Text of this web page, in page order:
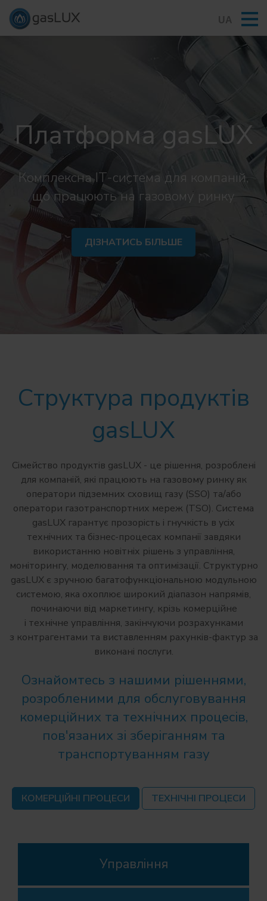
UA
Платформа gasLUX
Комплексна IT-система для компаній,
що працюють на газовому ринку
ДІЗНАТИСЬ БІЛЬШЕ
Структура продуктів
gasLUX
Сімейство продуктів gasLUX - це рішення, розроблені
для компаній, які працюють на газовому ринку як
оператори підземних сховищ газу (SSO) та/або
оператори газотранспортних мереж (TSO). Система
gasLUX гарантує прозорість і гнучкість в усіх
технічних та бізнес-процесах компанії завдяки
використанню новітніх рішень з управління,
моніторингу, моделювання та оптимізації. Структурно
gasLUX є зручною багатофункціональною модульною
системою, яка охоплює широкий діапазон напрямів,
починаючи від маркетингу, крізь комерційне
і технічне управління, закінчуючи розрахунками
з контрагентами та виставленням рахунків-фактур за
виконані послуги.
Ознайомтесь з нашими рішеннями,
розробленими для обслуговування
комерційних та технічних процесів,
пов'язаних зі зберіганням та
транспортуванням газу
КОМЕРЦІЙНІ ПРОЦЕСИ ТЕХНІЧНІ ПРОЦЕСИ
Управління